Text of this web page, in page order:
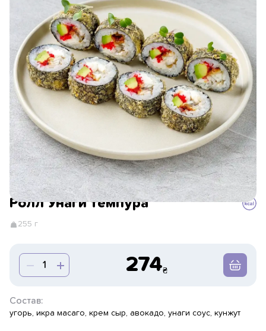
Ролл Унаги темпура
255 г
274
Состав:
угорь, икра масаго, крем сыр, авокадо, унаги соус, кунжут